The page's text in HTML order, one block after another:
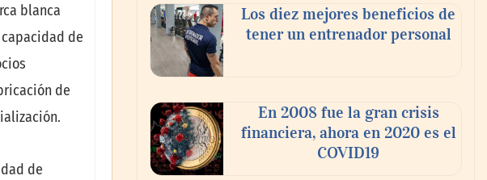
blanca
de
de
de
Los diez mejores beneficios de
tener un entrenador personal
En 2008 fue la gran crisis
financiera, ahora en 2020 es el
COVID19